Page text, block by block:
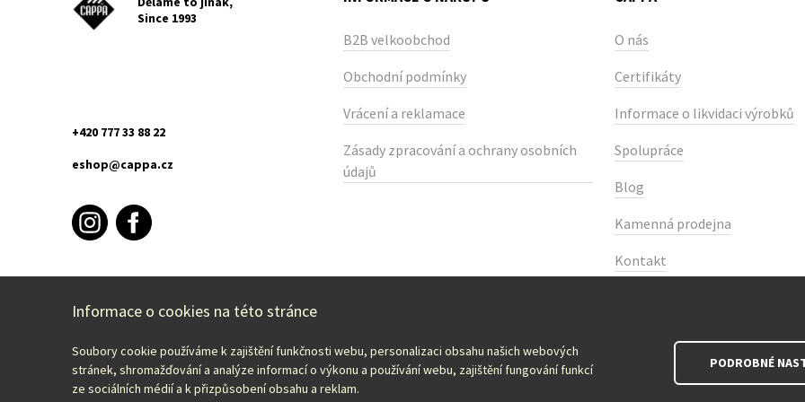
Since 1993
+420 777 33 88 22
eshop@cappa.cz
B2B velkoobchod
Obchodní podmínky
Vrácení a reklamace
Zásady zpracování a ochrany osobních
údajů
O nás
Certifikáty
Informace o likvidaci výrobků
Spolupráce
Blog
Kamenná prodejna
Kontakt
Zvolte svou zemi: Česky – CZK
Informace o cookies na této stránce
Soubory cookie používáme k zajištění funkčnosti webu, personalizaci obsahu našich webových
stránek, shromažďování a analýze informací o výkonu a používání webu, zajištění fungování funkcí
ze sociálních médií a k přizpůsobení obsahu a reklam.
PODROBNÉ